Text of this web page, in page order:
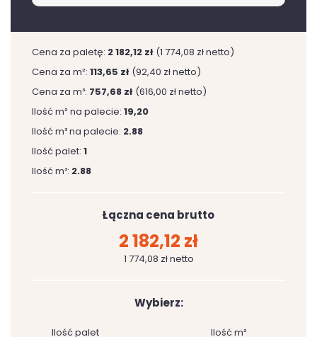
Cena za paletę: 2 182,12 zł (1 774,08 zł netto)
Cena za m²: 113,65 zł (92,40 zł netto)
Cena za m³: 757,68 zł (616,00 zł netto)
Ilość m² na palecie: 19,20
Ilość m³ na palecie: 2.88
Ilość palet: 1
Ilość m³: 2.88
Łączna cena brutto
2 182,12 zł
1 774,08 zł netto
Wybierz:
Ilość palet
Ilość m²